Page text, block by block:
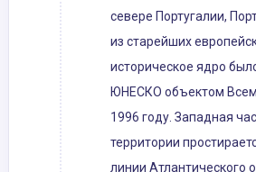
севере Португалии,
из старейших
историческое ядро
ЮНЕСКО объектом
1996 году. Западная
территории
линии Атлантического